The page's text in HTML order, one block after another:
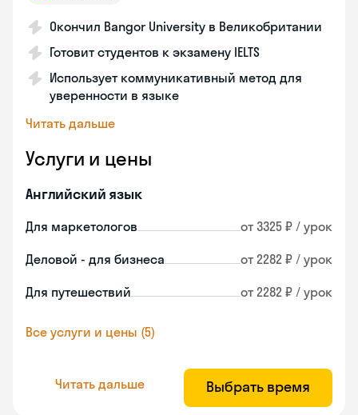
Окончил Bangor University в Великобритании
Готовит студентов к экзамену IELTS
Использует коммуникативный метод для
уверенности в языке
Читать дальше
Услуги и цены
Английский язык
Для маркетологов от 3325 ₽ / урок
Деловой - для бизнеса от 2282 ₽ / урок
Для путешествий от 2282 ₽ / урок
Все услуги и цены (5)
Читать дальше Выбрать время